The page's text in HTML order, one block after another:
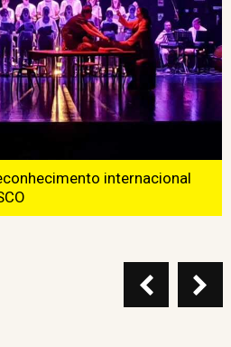
abertas para
América